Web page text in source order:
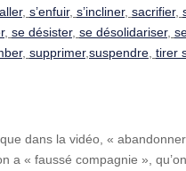
, s’enfuir, s’incliner, sacrifier,
, se désister, se désolidariser,
, supprimer,suspendre, tirer
dans la vidéo, «
a « faussé compagnie »,